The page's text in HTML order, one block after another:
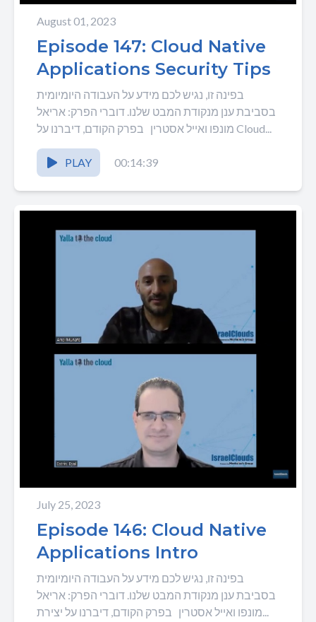
August 01, 2023
Episode 147: Cloud Native
Applications Security Tips
בפינה זו, נגיש לכם מידע על העבודה היומיומית
בסביבת ענן מנקודת המבט שלנו. דוברי הפרק: אריאל
מונפו ואייל אסטרין בפרק הקודם, דיברנו על Cloud...
PLAY 00:14:39
July 25, 2023
Episode 146: Cloud Native
Applications Intro
בפינה זו, נגיש לכם מידע על העבודה היומיומית
בסביבת ענן מנקודת המבט שלנו. דוברי הפרק: אריאל
מונפו ואייל אסטרין בפרק הקודם, דיברנו על יצירת...